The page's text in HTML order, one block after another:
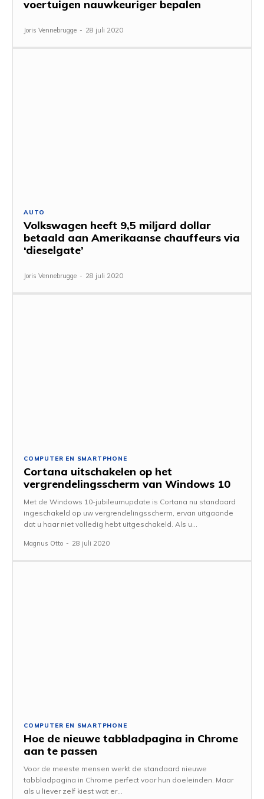
voertuigen nauwkeuriger bepalen
Joris Vennebrugge - 28 juli 2020
AUTO
Volkswagen heeft 9,5 miljard dollar
betaald aan Amerikaanse chauffeurs via
‘dieselgate’
Joris Vennebrugge - 28 juli 2020
COMPUTER EN SMARTPHONE
Cortana uitschakelen op het
vergrendelingsscherm van Windows 10
Met de Windows 10-jubileumupdate is Cortana nu standaard
ingeschakeld op uw vergrendelingsscherm, ervan uitgaande
dat u haar niet volledig hebt uitgeschakeld. Als u...
Magnus Otto - 28 juli 2020
COMPUTER EN SMARTPHONE
Hoe de nieuwe tabbladpagina in Chrome
aan te passen
Voor de meeste mensen werkt de standaard nieuwe
tabbladpagina in Chrome perfect voor hun doeleinden. Maar
als u liever zelf kiest wat er...